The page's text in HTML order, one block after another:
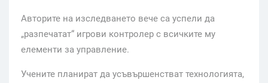
Авторите на изследването вече са успели да
„разпечатат“ игрови контролер с всичките му
елементи за управление.
Учените планират да усъвършенстват технологията,